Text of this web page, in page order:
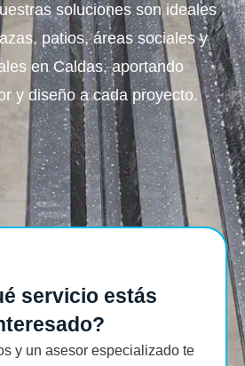
soluciones son ideales
patios, áreas sociales y
en Caldas, aportando
y diseño a cada proyecto.
servicio estás
y un asesor especializado te